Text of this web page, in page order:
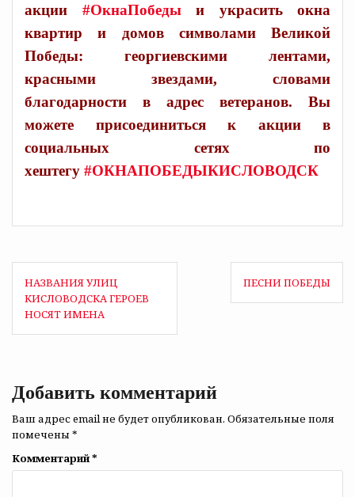
акции #ОкнаПобедыи украсить окна
квартир и домов символами Великой
Победы: георгиевскими лентами,
красными звездами, словами
благодарности в адрес ветеранов. Вы
можете присоединиться к акции в
социальных сетях по
хештегу #ОКНАПОБЕДЫКИСЛОВОДСК
Навигация
по
записям
НАЗВАНИЯ УЛИЦ
КИСЛОВОДСКА ГЕРОЕВ
НОСЯТ ИМЕНА
ПЕСНИ ПОБЕДЫ
Добавить комментарий
Ваш адрес email не будет опубликован. Обязательные поля
помечены *
Комментарий*